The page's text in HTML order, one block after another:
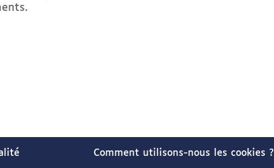
Comment utilisons-nous les cookies ?